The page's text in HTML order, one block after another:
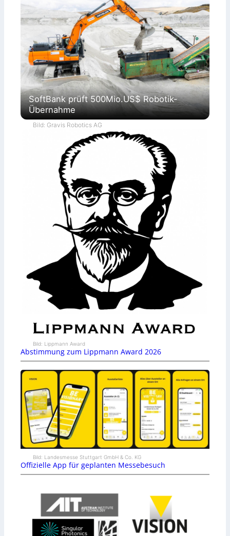
SoftBank prüft 500Mio.US$ Robotik-
Übernahme
Bild: Gravis Robotics AG
Bild: Lippmann Award
Abstimmung zum Lippmann Award 2026
Bild: Landesmesse Stuttgart GmbH & Co. KG
Offizielle App für geplanten Messebesuch